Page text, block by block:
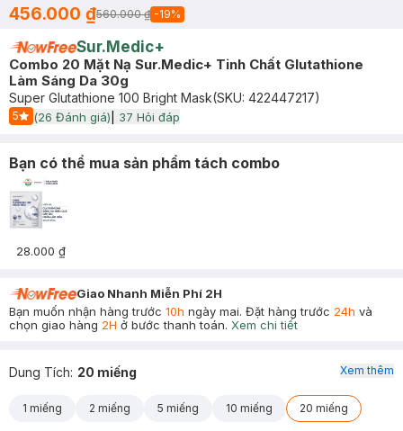
456.000 ₫560.000 ₫ -19%
Sur.Medic+
Combo 20 Mặt Nạ Sur.Medic+ Tinh Chất Glutathione
Làm Sáng Da 30g
Super Glutathione 100 Bright Mask(SKU: 422447217)
5
Start Icon
(26 Đánh giá) 37 Hỏi đáp
Bạn có thể mua sản phẩm tách combo
28.000 ₫
Giao Nhanh Miễn Phí 2H
Bạn muốn nhận hàng trước 10h ngày mai. Đặt hàng trước 24h và
chọn giao hàng 2H ở bước thanh toán. Xem chi tiết
Dung Tích: 20 miếng
1 miếng 2 miếng 5 miếng 10 miếng 20 miếng
Xem thêm